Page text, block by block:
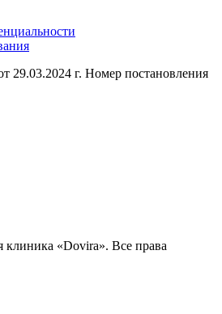
29.03.2024 г. Номер постановления
клиника «Dovira». Все права